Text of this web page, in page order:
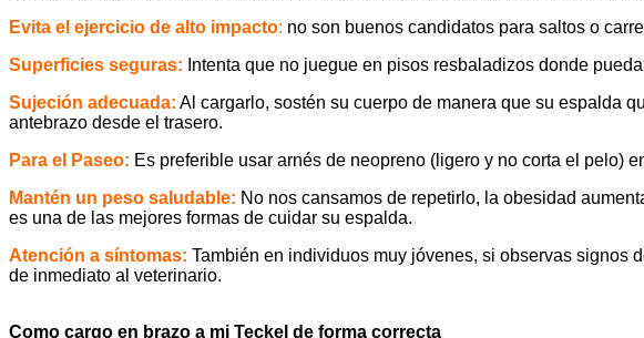
Evita el ejercicio de alto impacto: no son buenos candidatos para saltos o
Superficies seguras: Intenta que no juegue en pisos resbaladizos donde
Sujeción adecuada: Al cargarlo, sostén su cuerpo de manera que su espalda
antebrazo desde el trasero.
Para el Paseo: Es preferible usar arnés de neopreno (ligero y no corta el pelo)
Mantén un peso saludable: No nos cansamos de repetirlo, la obesidad
es una de las mejores formas de cuidar su espalda.
Atención a síntomas: También en individuos muy jóvenes, si observas signos
de inmediato al veterinario.
Como cargo en brazo a mi Teckel de forma correcta